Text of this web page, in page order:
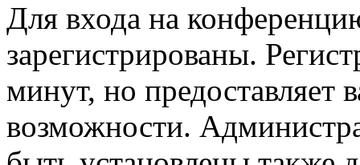
Для входа на
зарегистрированы.
минут, но предоставляет
возможности.